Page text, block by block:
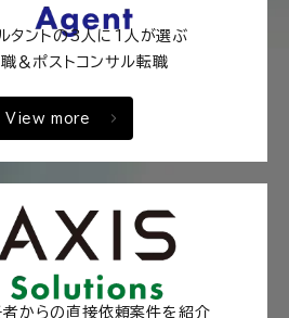
タントの3人に1人が選ぶ
＆ポストコンサル転職
View more
者からの直接依頼案件を紹介